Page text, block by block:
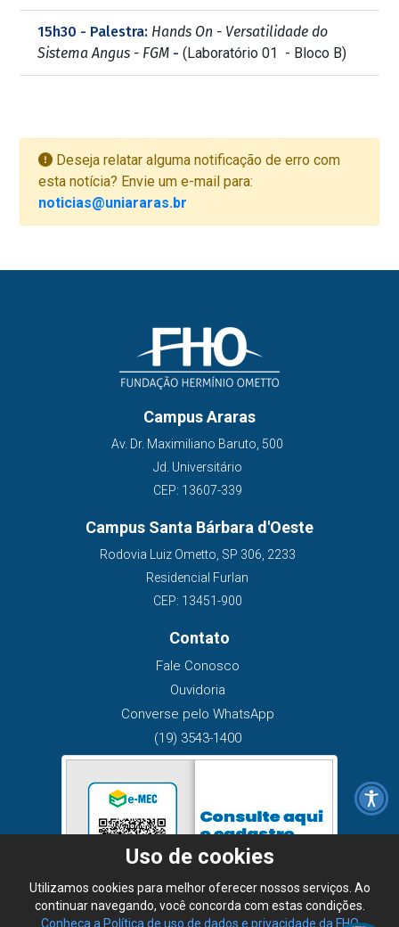
15h30 - Palestra: Hands On - Versatilidade do
Sistema Angus - FGM -(Laboratório 01 - Bloco B)
Deseja relatar alguma notificação de erro com
esta notícia? Envie um e-mail para:
noticias@uniararas.br
Campus Araras
Av. Dr. Maximiliano Baruto, 500
Jd. Universitário
CEP: 13607-339
Campus Santa Bárbara d'Oeste
Rodovia Luiz Ometto, SP 306, 2233
Residencial Furlan
CEP: 13451-900
Contato
Fale Conosco
Ouvidoria
Converse pelo WhatsApp
(19) 3543-1400
Uso de cookies
Utilizamos cookies para melhor oferecer nossos serviços. Ao
continuar navegando, você concorda com estas condições.
Conheça a Política de uso de dados e privacidade da FHO